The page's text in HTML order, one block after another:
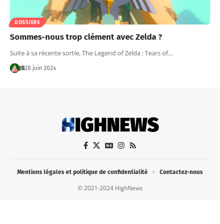
DOSSIERS
Sommes-nous trop clément avec Zelda ?
Suite à sa récente sortie, The Legend of Zelda : Tears of…
JB28 juin 2024
© 2021-2024 HighNews
Mentions légales et politique de confidentialité Contactez-nous